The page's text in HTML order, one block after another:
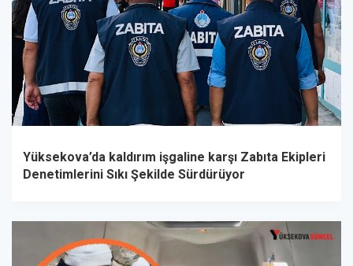
Yüksekova’da kaldırım işgaline karşı Zabıta Ekipleri
Denetimlerini Sıkı Şekilde Sürdürüyor